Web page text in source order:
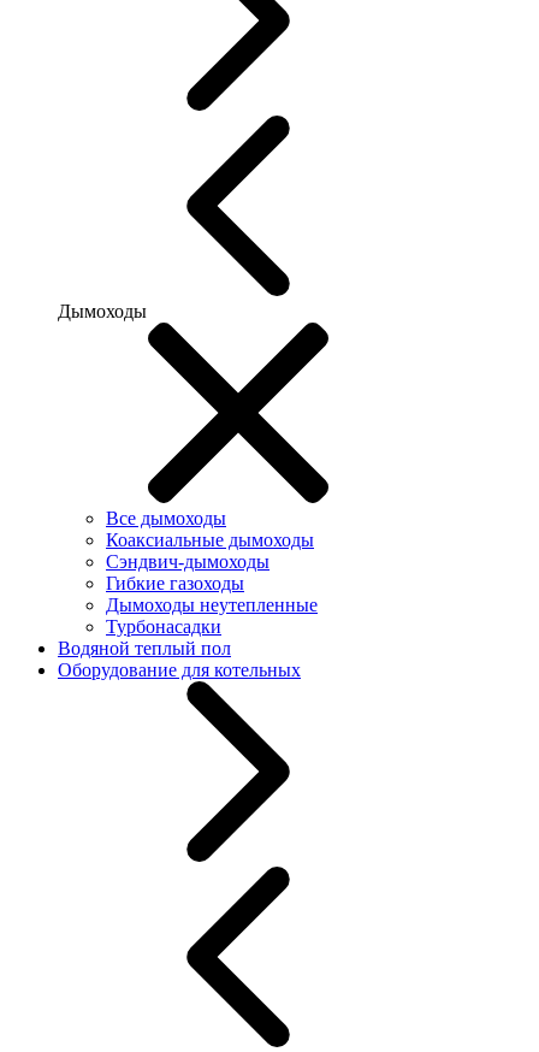
Дымоходы
Все дымоходы
Коаксиальные дымоходы
Сэндвич-дымоходы
Гибкие газоходы
Дымоходы неутепленные
Турбонасадки
Водяной теплый пол
Оборудование для котельных